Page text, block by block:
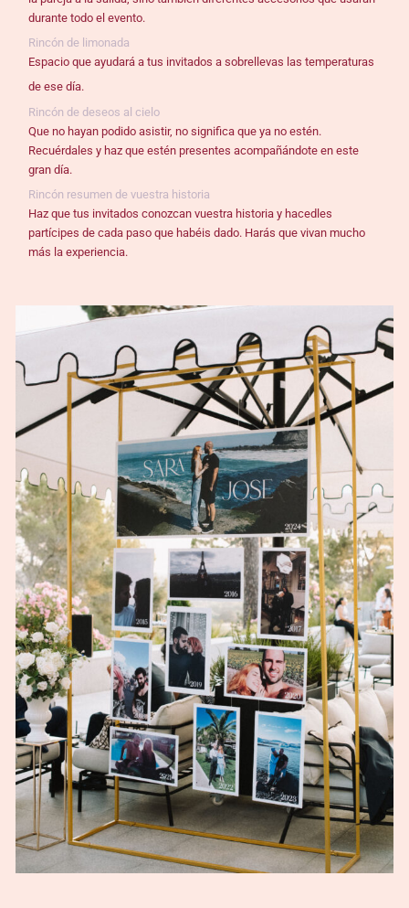
durante todo el evento.
Rincón de limonada
Espacio que ayudará a tus invitados a sobrellevas las temperaturas
de ese día.
Rincón de deseos al cielo
Que no hayan podido asistir, no significa que ya no estén.
Recuérdales y haz que estén presentes acompañándote en este
gran día.
Rincón resumen de vuestra historia
Haz que tus invitados conozcan vuestra historia y hacedles
partícipes de cada paso que habéis dado. Harás que vivan mucho
más la experiencia.